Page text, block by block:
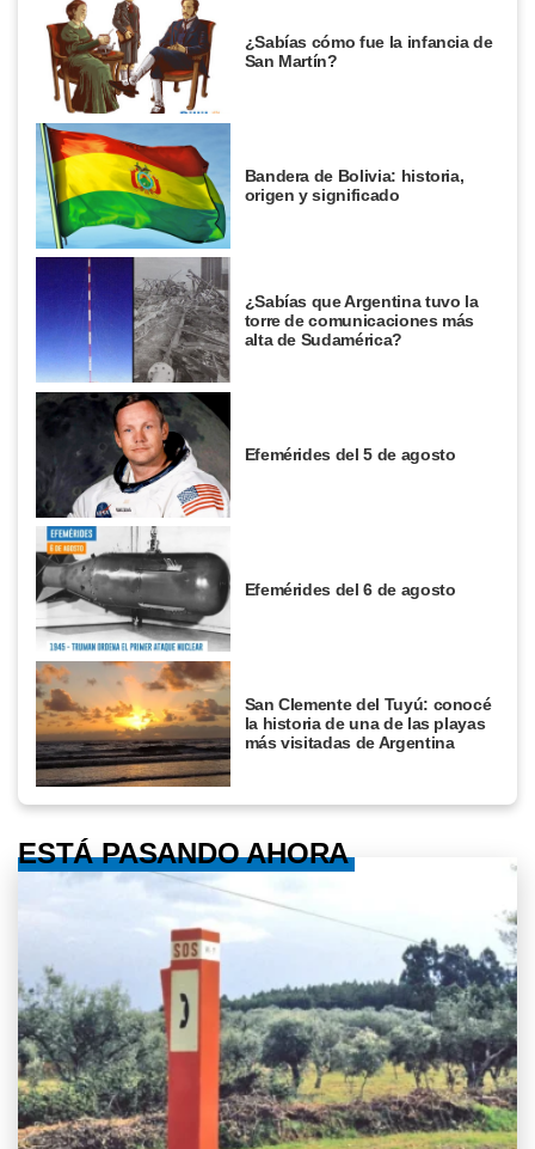
¿Sabías cómo fue la infancia de
San Martín?
Bandera de Bolivia: historia,
origen y significado
¿Sabías que Argentina tuvo la
torre de comunicaciones más
alta de Sudamérica?
Efemérides del 5 de agosto
Efemérides del 6 de agosto
San Clemente del Tuyú: conocé
la historia de una de las playas
más visitadas de Argentina
ESTÁ PASANDO AHORA